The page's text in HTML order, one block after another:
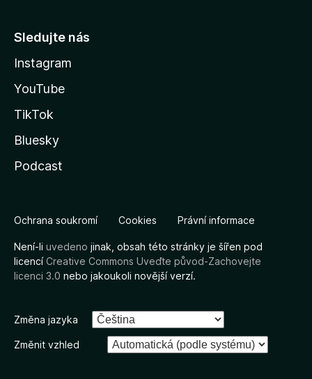
Sledujte nás
Instagram
YouTube
TikTok
Bluesky
Podcast
Ochrana soukromí Cookies Právní informace
Není-li uvedeno jinak, obsah této stránky je šířen pod
licencíCreative Commons Uveďte původ-Zachovejte
licenci 3.0 nebo jakoukoli novější verzí.
Změna jazyka
Změnit vzhled